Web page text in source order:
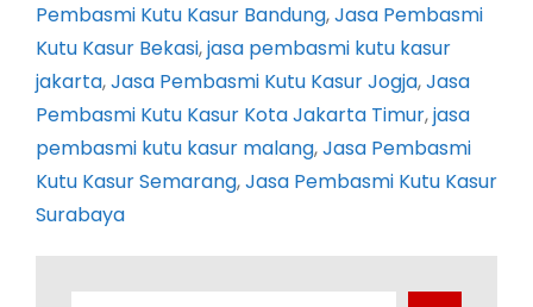
Pembasmi Kutu Kasur Bandung, Jasa Pembasmi
Kutu Kasur Bekasi, jasa pembasmi kutu kasur
jakarta, Jasa Pembasmi Kutu Kasur Jogja, Jasa
Pembasmi Kutu Kasur Kota Jakarta Timur, jasa
pembasmi kutu kasur malang, Jasa Pembasmi
Kutu Kasur Semarang, Jasa Pembasmi Kutu Kasur
Surabaya